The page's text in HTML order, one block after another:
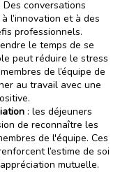
conversations
l’innovation et à des
professionnels.
le temps de se
peut réduire le stress
de l’équipe de
au travail avec une
: les déjeuners
de reconnaître les
de l'équipe. Ces
l’estime de soi
mutuelle.